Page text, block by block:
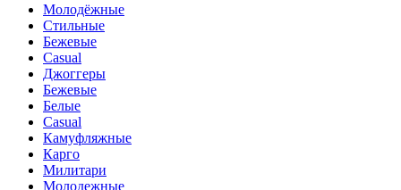
Молодёжные
Стильные
Бежевые
Casual
Джоггеры
Бежевые
Белые
Casual
Камуфляжные
Карго
Милитари
Молодежные